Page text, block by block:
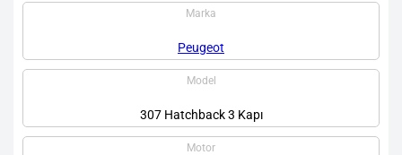
Marka
Peugeot
Model
307 Hatchback 3 Kapı
Motor